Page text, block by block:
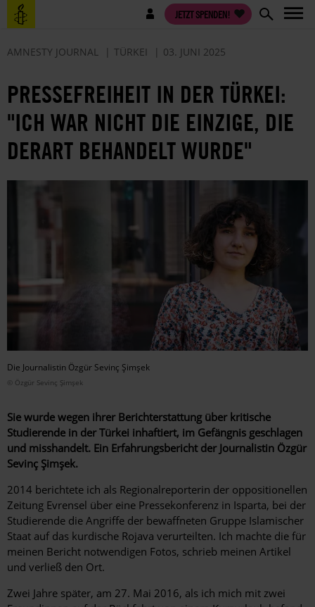
Direkt
zum
Benutzermenü JETZT SPENDEN!
AMNESTY JOURNAL TÜRKEI 03. JUNI 2025
PRESSEFREIHEIT IN DER TÜRKEI:
"ICH WAR NICHT DIE EINZIGE, DIE
DERART BEHANDELT WURDE"
Die Journalistin Özgür Sevinç Şimşek
© Özgür Sevinç Şimşek
Sie wurde wegen ihrer Berichterstattung über kritische
Studierende in der Türkei inhaftiert, im Gefängnis geschlagen
und misshandelt. Ein Erfahrungsbericht der Journalistin Özgür
Sevinç Şimşek.
2014 berichtete ich als Regionalreporterin der oppositionellen
Zeitung Evrensel über eine Pressekonferenz in Isparta, bei der
Studierende die Angriffe der bewaffneten Gruppe Islamischer
Staat auf das kurdische Rojava verurteilten. Ich machte die für
meinen Bericht notwendigen Fotos, schrieb meinen Artikel
und verließ den Ort.
Zwei Jahre später, am 27. Mai 2016, als ich mich mit zwei